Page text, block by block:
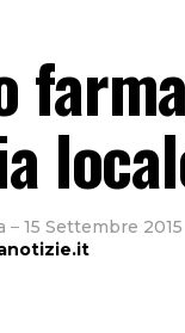
– 15 Settembre 2015